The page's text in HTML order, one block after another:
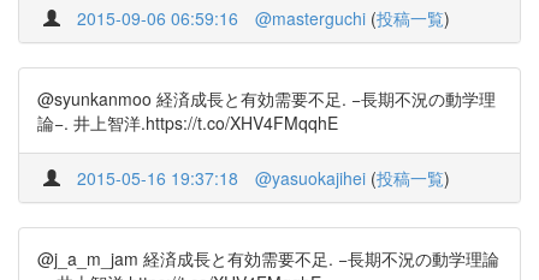
2015-09-06 06:59:16 @masterguchi (投稿一覧)
@syunkanmoo 経済成長と有効需要不足. −長期不況の動学理
論−. 井上智洋.https://t.co/XHV4FMqqhE
2015-05-16 19:37:18 @yasuokajihei (投稿一覧)
@j_a_m_jam 経済成長と有効需要不足. −長期不況の動学理論